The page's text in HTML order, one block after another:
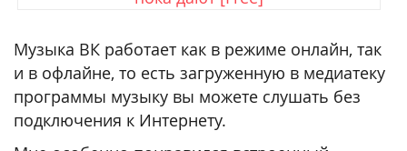
Музыка ВК работает как в режиме онлайн, так
и в офлайне, то есть загруженную в медиатеку
программы музыку вы можете слушать без
подключения к Интернету.